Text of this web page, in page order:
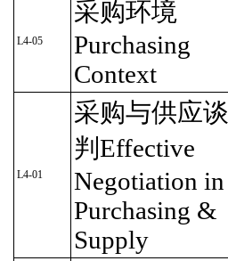
L4-05
采购环境
Purchasing
Context
L4-01
采购与供应谈
判Effective
Negotiation in
Purchasing &
Supply